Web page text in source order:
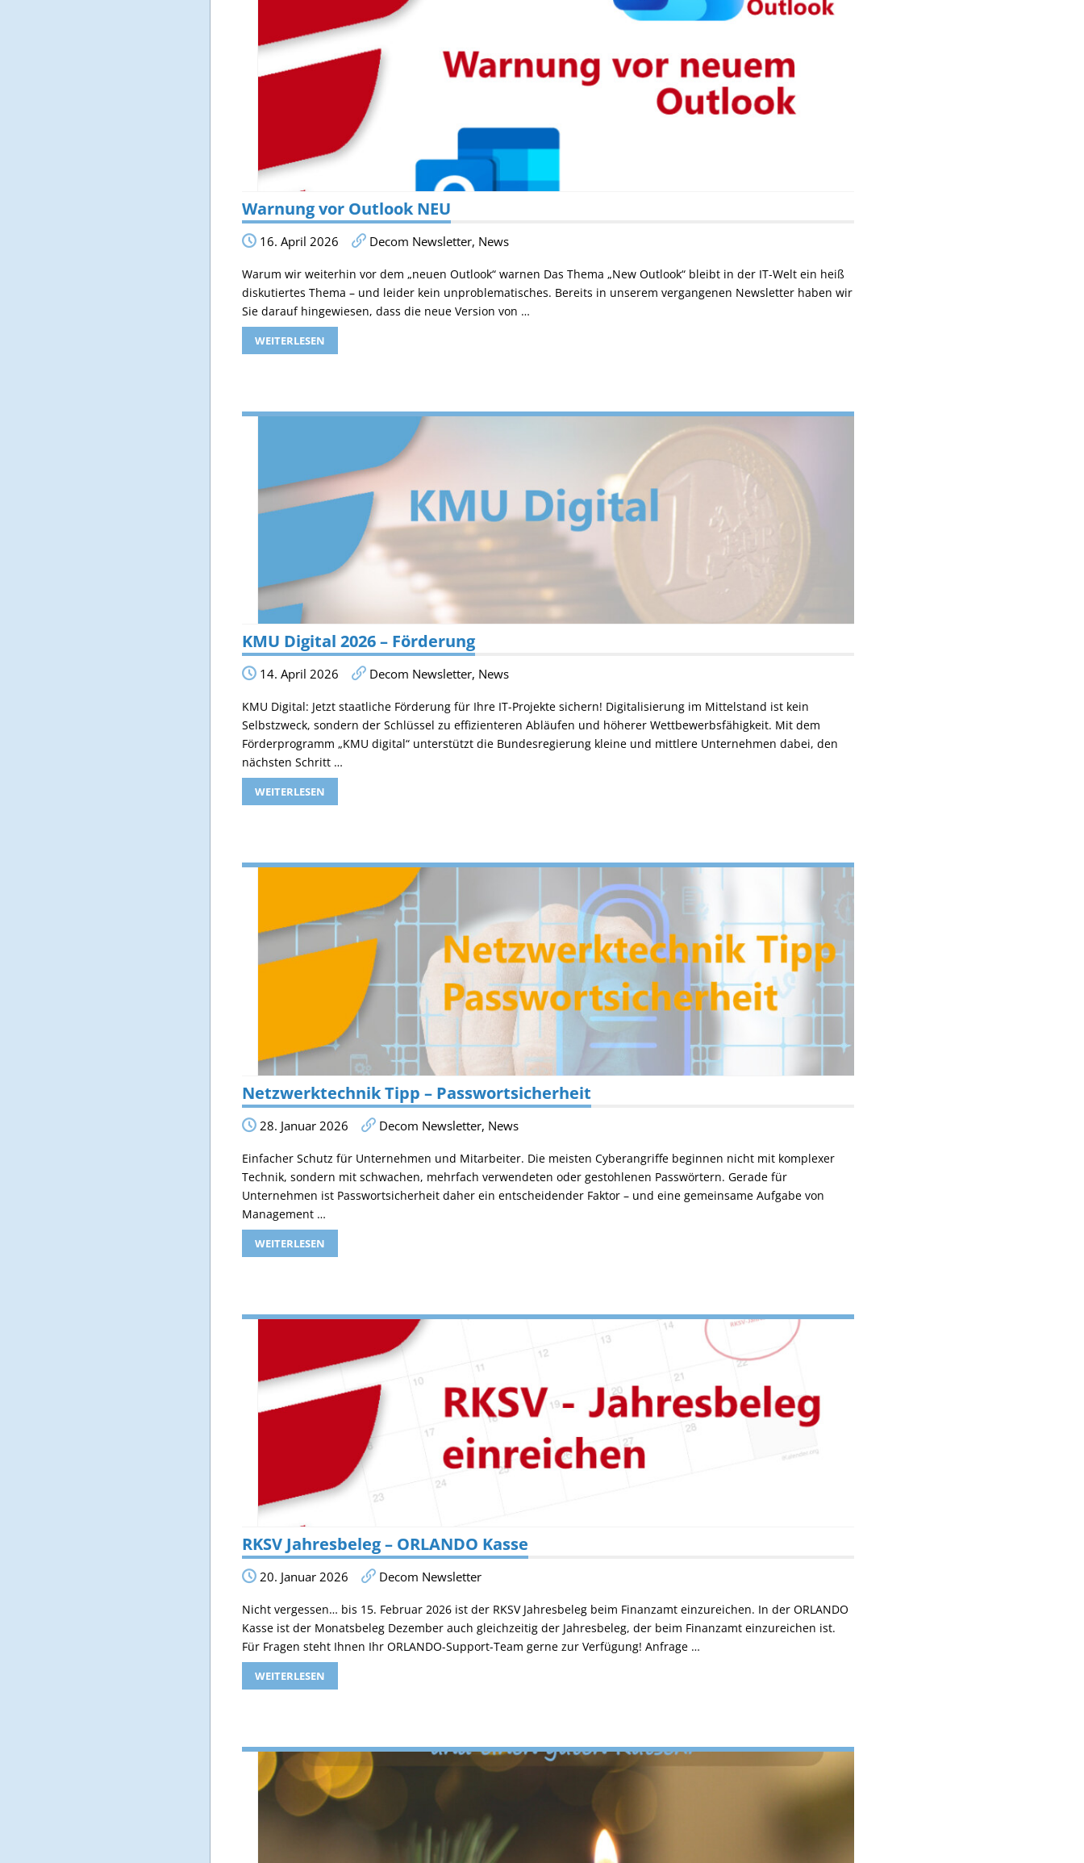
Warnung vor Outlook NEU
16. April 2026 Decom Newsletter, News
Warum wir weiterhin vor dem „neuen Outlook“ warnen Das Thema „New Outlook“ bleibt in der IT-Welt ein heiß
diskutiertes Thema – und leider kein unproblematisches. Bereits in unserem vergangenen Newsletter haben wir
Sie darauf hingewiesen, dass die neue Version von …
WEITERLESEN
KMU Digital 2026 – Förderung
14. April 2026 Decom Newsletter, News
KMU Digital: Jetzt staatliche Förderung für Ihre IT-Projekte sichern! Digitalisierung im Mittelstand ist kein
Selbstzweck, sondern der Schlüssel zu effizienteren Abläufen und höherer Wettbewerbsfähigkeit. Mit dem
Förderprogramm „KMU digital“ unterstützt die Bundesregierung kleine und mittlere Unternehmen dabei, den
nächsten Schritt …
WEITERLESEN
Netzwerktechnik Tipp – Passwortsicherheit
28. Januar 2026 Decom Newsletter, News
Einfacher Schutz für Unternehmen und Mitarbeiter. Die meisten Cyberangriffe beginnen nicht mit komplexer
Technik, sondern mit schwachen, mehrfach verwendeten oder gestohlenen Passwörtern. Gerade für
Unternehmen ist Passwortsicherheit daher ein entscheidender Faktor – und eine gemeinsame Aufgabe von
Management …
WEITERLESEN
RKSV Jahresbeleg – ORLANDO Kasse
20. Januar 2026 Decom Newsletter
Nicht vergessen… bis 15. Februar 2026 ist der RKSV Jahresbeleg beim Finanzamt einzureichen. In der ORLANDO
Kasse ist der Monatsbeleg Dezember auch gleichzeitig der Jahresbeleg, der beim Finanzamt einzureichen ist.
Für Fragen steht Ihnen Ihr ORLANDO-Support-Team gerne zur Verfügung! Anfrage …
WEITERLESEN